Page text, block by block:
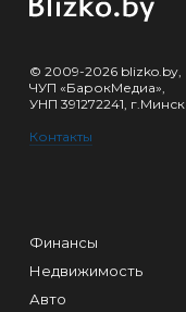
© 2009-2026 blizko.by,
ЧУП «БарокМедиа»,
УНП 391272241, г.Минск
Контакты
Финансы
Недвижимость
Авто